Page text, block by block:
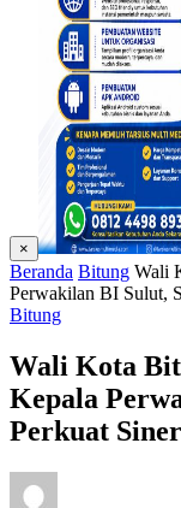
×
Beranda Bitung Wali
Perwakilan BI Sulut,
Bitung
Wali Kota
Kepala
Perkuat